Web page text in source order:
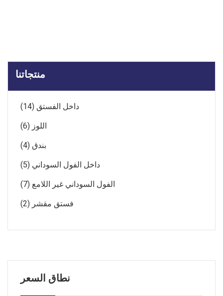
منتجاتنا
داخل الفستق (14)
اللوز (6)
بندق (4)
داخل الفول السوداني (5)
الفول السوداني غير اللامع (7)
فستق مقشر (2)
نطاق السعر